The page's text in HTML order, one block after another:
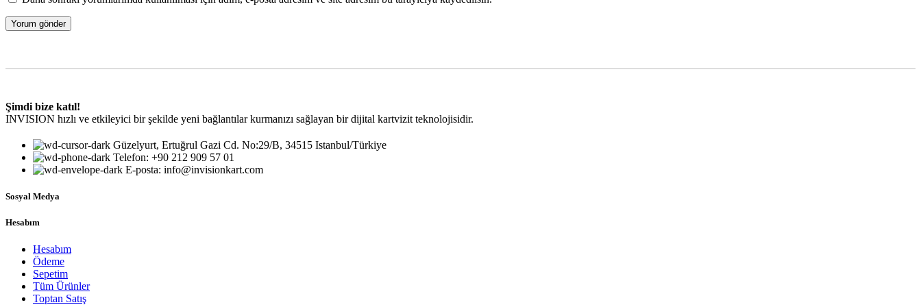
Şimdi bize katıl!
INVISION hızlı ve etkileyici bir şekilde yeni bağlantılar kurmanızı sağlayan bir dijital kartvizit teknolojisidir.
Güzelyurt, Ertuğrul Gazi Cd. No:29/B, 34515 Istanbul/Türkiye
Telefon: +90 212 909 57 01
E-posta: info@invisionkart.com
Sosyal Medya
Hesabım
Hesabım
Ödeme
Sepetim
Tüm Ürünler
Toptan Satış